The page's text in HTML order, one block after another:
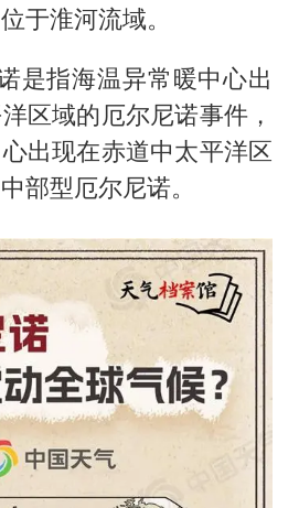
于淮河流域。
是指海温异常暖中心出
区域的厄尔尼诺事件，
出现在赤道中太平洋区
部型厄尔尼诺。